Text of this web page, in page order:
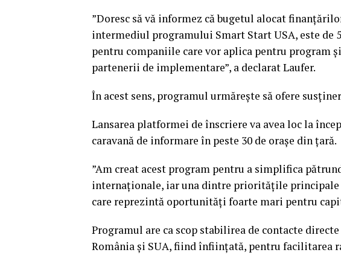
”Doresc să vă informez că bugetul alocat
intermediul programului Smart Start USA, este de
pentru companiile care vor aplica pentru program
partenerii de implementare”, a declarat Laufer.
În acest sens, programul urmăreşte să ofere
Lansarea platformei de înscriere va avea loc la
caravană de informare în peste 30 de oraşe din ţară.
”Am creat acest program pentru a simplifica
internaţionale, iar una dintre priorităţile
care reprezintă oportunităţi foarte mari pentru
Programul are ca scop stabilirea de contacte
România şi SUA, fiind înfiinţată, pentru facilitarea